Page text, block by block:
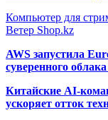
Компьютер для
Ветер Shop.kz
AWS запустила
суверенного
Китайские AI-
ускоряет отток